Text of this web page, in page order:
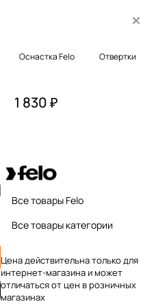
Оснастка Felo Отвертки
1 830 ₽
Все товары Felo
Все товары категории
Цена действительна только для
интернет-магазина и может
отличаться от цен в розничных
магазинах